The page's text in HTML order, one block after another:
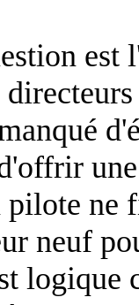
est
ne
neuf
logique